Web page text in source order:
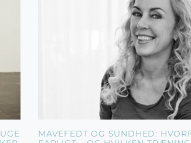
MAVEFEDT OG SUNDHED: